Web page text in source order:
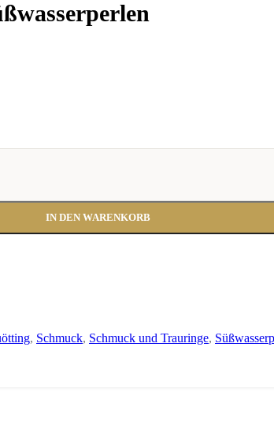
IN DEN WARENKORB
, Schmuck, Schmuck und Trauringe,